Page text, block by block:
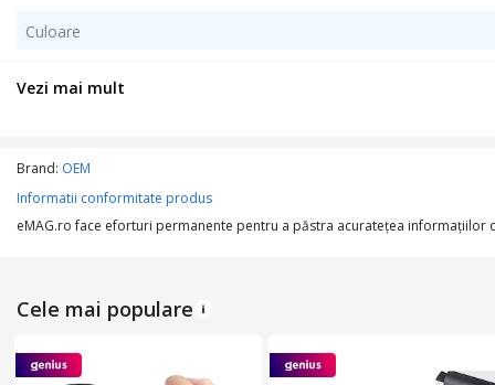
Culoare
Vezi mai mult
Brand: OEM
Informatii conformitate produs
eMAG.ro face eforturi permanente pentru a păstra acurateţea
Cele mai populare